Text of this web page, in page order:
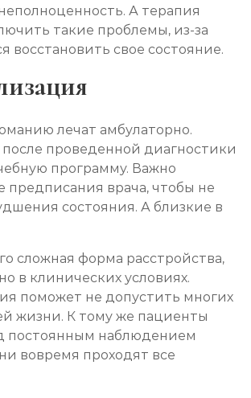
А терапия
такие проблемы, из-за
восстановить свое состояние.
лечат амбулаторно.
проведенной диагностики
программу. Важно
предписания врача, чтобы не
состояния. А близкие в
сложная форма расстройства,
в клинических условиях.
поможет не допустить многих
жизни. К тому же пациенты
постоянным наблюдением
вовремя проходят все